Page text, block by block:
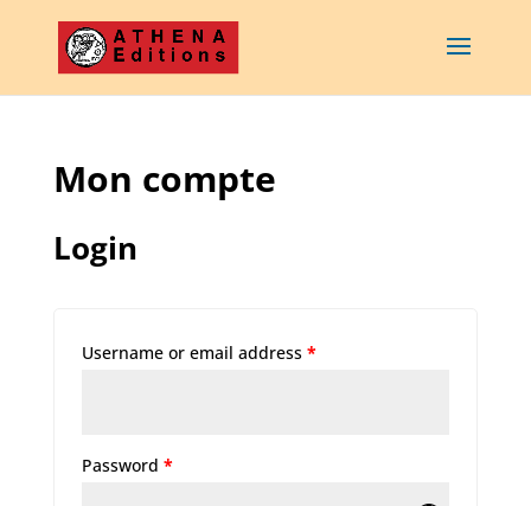
Mon compte
Login
Username or email address *
Password *